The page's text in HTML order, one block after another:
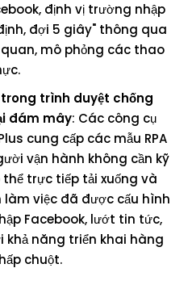
định vị trường nhập
đợi 5 giây" thông qua
mô phỏng các thao
trong trình duyệt chống
đám mây: Các công cụ
cung cấp các mẫu RPA
vận hành không cần kỹ
trực tiếp tải xuống và
việc đã được cấu hình
Facebook, lướt tin tức,
khả năng triển khai hàng
chuột.